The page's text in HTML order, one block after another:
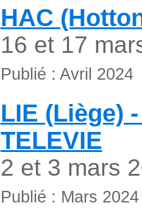
HAC
16 et 17
Publié : Avril 2024
LIE (Liège)
TELEVIE
2 et 3 mars
Publié : Mars 2024